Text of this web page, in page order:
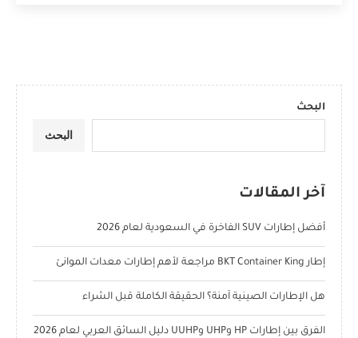
البحث
البحث
آخر المقالات
أفضل إطارات SUV الفاخرة في السعودية لعام 2026
إطار BKT Container King مراجعة لأهم إطارات معدات الموانئ
هل الإطارات الصينية آمنة؟ الحقيقة الكاملة قبل الشراء
الفرق بين إطارات HP وUHP وUUHP دليل السائق العربي لعام 2026